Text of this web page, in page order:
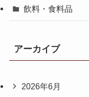
飲料・食料品
アーカイブ
2026年6月